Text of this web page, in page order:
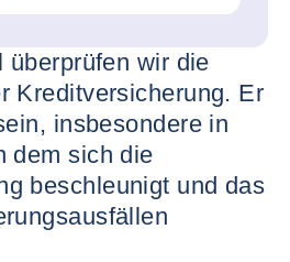
überprüfen wir die
Kreditversicherung. Er
insbesondere in
dem sich die
beschleunigt und das